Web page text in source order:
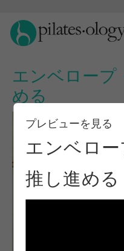
エンベロープ
める
プレビューを見る
エンベロ
推し進める